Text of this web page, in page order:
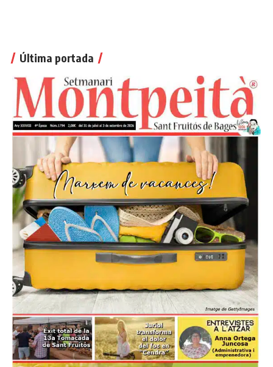
Última portada